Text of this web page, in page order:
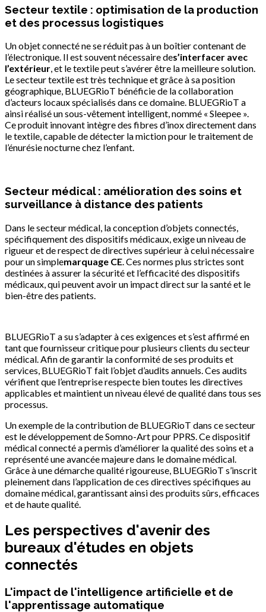
Secteur textile : optimisation de la production
et des processus logistiques
Un objet connecté ne se réduit pas à un boîtier contenant de
l’électronique. Il est souvent nécessaire des’interfacer avec
l’extérieur, et le textile peut s’avérer être la meilleure solution.
Le secteur textile est très technique et grâce à sa position
géographique, BLUEGRioT bénéficie de la collaboration
d’acteurs locaux spécialisés dans ce domaine. BLUEGRioT a
ainsi réalisé un sous-vêtement intelligent, nommé « Sleepee ».
Ce produit innovant intègre des fibres d’inox directement dans
le textile, capable de détecter la miction pour le traitement de
l’énurésie nocturne chez l’enfant.
Secteur médical : amélioration des soins et
surveillance à distance des patients
Dans le secteur médical, la conception d’objets connectés,
spécifiquement des dispositifs médicaux, exige un niveau de
rigueur et de respect de directives supérieur à celui nécessaire
pour un simplemarquage CE. Ces normes plus strictes sont
destinées à assurer la sécurité et l’efficacité des dispositifs
médicaux, qui peuvent avoir un impact direct sur la santé et le
bien-être des patients.
BLUEGRioT a su s’adapter à ces exigences et s’est affirmé en
tant que fournisseur critique pour plusieurs clients du secteur
médical. Afin de garantir la conformité de ses produits et
services, BLUEGRioT fait l’objet d’audits annuels. Ces audits
vérifient que l’entreprise respecte bien toutes les directives
applicables et maintient un niveau élevé de qualité dans tous ses
processus.
Un exemple de la contribution de BLUEGRioT dans ce secteur
est le développement de Somno-Art pour PPRS. Ce dispositif
médical connecté a permis d’améliorer la qualité des soins et a
représenté une avancée majeure dans le domaine médical.
Grâce à une démarche qualité rigoureuse, BLUEGRioT s’inscrit
pleinement dans l’application de ces directives spécifiques au
domaine médical, garantissant ainsi des produits sûrs, efficaces
et de haute qualité.
Les perspectives d'avenir des
bureaux d'études en objets
connectés
L'impact de l'intelligence artificielle et de
l'apprentissage automatique